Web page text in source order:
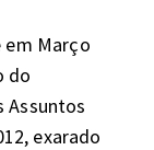
do
Assuntos
exarado